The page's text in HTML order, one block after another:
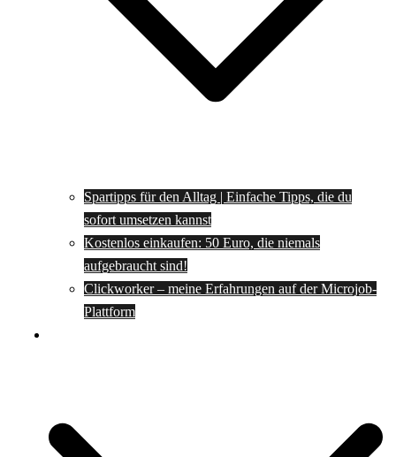
Spartipps für den Alltag | Einfache Tipps, die du
sofort umsetzen kannst
Kostenlos einkaufen: 50 Euro, die niemals
aufgebraucht sind!
Clickworker – meine Erfahrungen auf der Microjob-
Plattform